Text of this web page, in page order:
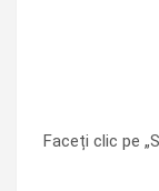
Faceți clic pe